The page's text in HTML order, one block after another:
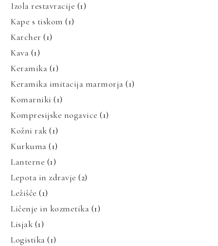
Izola restavracije (1)
Kape s tiskom (1)
Karcher (1)
Kava (1)
Keramika (1)
Keramika imitacija marmorja (1)
Komarniki (1)
Kompresijske nogavice (1)
Kožni rak (1)
Kurkuma (1)
Lanterne (1)
Lepota in zdravje (2)
Ležišče (1)
Ličenje in kozmetika (1)
Lisjak (1)
Logistika (1)